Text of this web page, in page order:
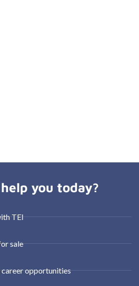
you today?
TEI
sale
career opportunities